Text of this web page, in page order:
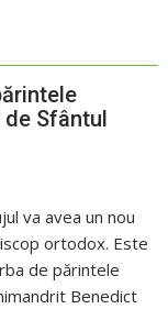
Sfântul
va avea un nou
ortodox. Este
de părintele
Benedict